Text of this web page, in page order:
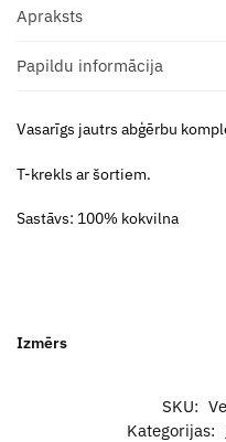
Apraksts
Papildu informācija
Vasarīgs jautrs abģērbu
T-krekls ar šortiem.
Sastāvs: 100% kokvilna
Izmērs
SKU:
Kategorijas: